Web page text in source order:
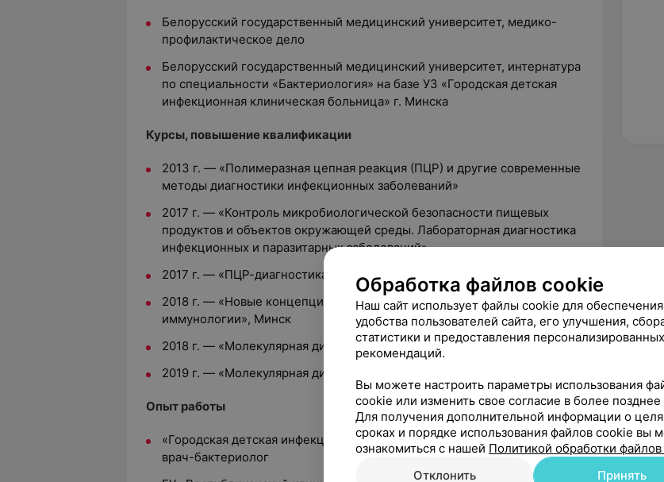
Белорусский государственный медицинский университет, медико-
профилактическое дело
Белорусский государственный медицинский университет, интернатура
по специальности «Бактериология» на базе УЗ «Городская детская
инфекционная клиническая больница» г. Минска
Курсы, повышение квалификации
2013 г. — «Полимеразная цепная реакция (ПЦР) и другие современные
методы диагностики инфекционных заболеваний»
2017 г. — «Контроль микробиологической безопасности пищевых
продуктов и объектов окружающей среды. Лабораторная диагностика
инфекционных и паразитарных заболеваний»
2017 г. — «ПЦР-диагностика инфекционных заболеваний», Минск
2018 г. — «Новые концепции и методы в микробиологии и
иммунологии», Минск
2018 г. — «Молекулярная диагностика 2018», Минск
2019 г. — «Молекулярная диагностика в клинической онкологии»
Опыт работы
«Городская детская инфекционная клиническая больница» г. Минска,
врач-бактериолог
Обработка файлов cookie
Наш сайт использует файлы cookie для обеспечения
удобства пользователей сайта, его улучшения,
статистики и предоставления персонализированных
рекомендаций.
Вы можете настроить параметры использования
cookie или изменить свое согласие в более
Для получения дополнительной информации о
сроках и порядке использования файлов cookie вы
ознакомиться с нашей Политикой обработки
Отклонить
Принять